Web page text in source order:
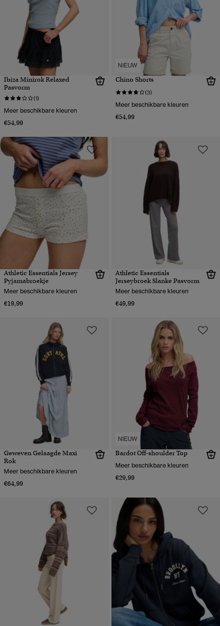
Ibiza Minirok Relaxed
Pasvorm
(1)
Meer beschikbare kleuren
€54,99
NIEUW
Chino Shorts
(3)
Meer beschikbare kleuren
€54,99
Athletic Essentials Jersey
Pyjamabroekje
Meer beschikbare kleuren
€19,99
Athletic Essentials
Jerseybroek Slanke Pasvorm
Meer beschikbare kleuren
€49,99
Geweven Gelaagde Maxi
Rok
Meer beschikbare kleuren
€64,99
NIEUW
Bardot Off-shoulder Top
Meer beschikbare kleuren
€29,99